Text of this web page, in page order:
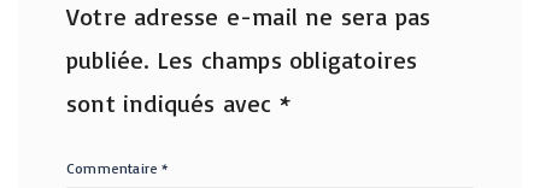
Votre adresse e-mail ne sera pas
publiée. Les champs obligatoires
sont indiqués avec *
Commentaire*